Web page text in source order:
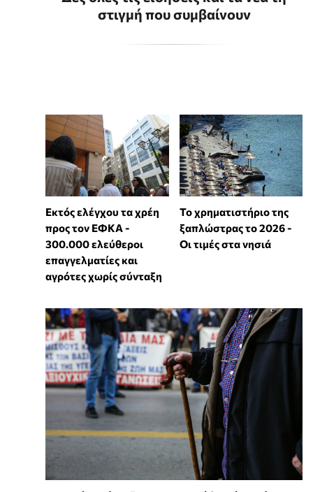
στιγμή που συμβαίνουν
Εκτός ελέγχου τα χρέη
προς τον ΕΦΚΑ -
300.000 ελεύθεροι
επαγγελματίες και
αγρότες χωρίς σύνταξη
Το χρηματιστήριο της
ξαπλώστρας το 2026 -
Οι τιμές στα νησιά